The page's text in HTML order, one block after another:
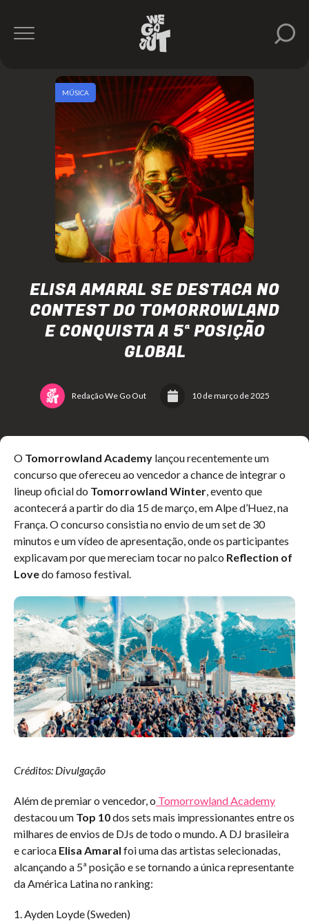
ELISA AMARAL SE DESTACA NO
CONTEST DO TOMORROWLAND
E CONQUISTA A 5ª POSIÇÃO
GLOBAL
Redação We Go Out 10 de março de 2025
MÚSICA
O Tomorrowland Academy lançou recentemente um
concurso que ofereceu ao vencedor a chance de integrar o
lineup oficial do Tomorrowland Winter, evento que
acontecerá a partir do dia 15 de março, em Alpe d’Huez, na
França. O concurso consistia no envio de um set de 30
minutos e um vídeo de apresentação, onde os participantes
explicavam por que mereciam tocar no palco Reflection of
Lovedo famoso festival.
Créditos: Divulgação
Além de premiar o vencedor, o Tomorrowland Academy
destacou um Top 10dos sets mais impressionantes entre os
milhares de envios de DJs de todo o mundo. A DJ brasileira
e carioca Elisa Amaral foi uma das artistas selecionadas,
alcançando a 5ª posição e se tornando a única representante
da América Latina no ranking:
1. Ayden Loyde (Sweden)